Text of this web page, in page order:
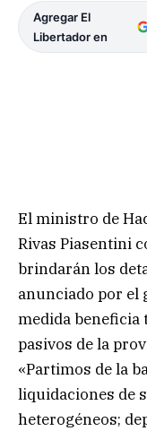
Agregar El
Libertador en
El ministro de
Rivas Piasentini
brindarán los
anunciado por el
medida beneficia
pasivos de la
«Partimos de la
liquidaciones de
heterogéneos;